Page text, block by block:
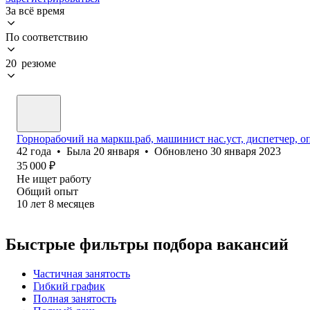
За всё время
По соответствию
20 резюме
Горнорабочий на маркш.раб, машинист нас.уст, диспетчер,
42 года • Была 20 января • Обновлено 30 января 2023
35 000 ₽
Не ищет работу
Общий опыт
10 лет 8 месяцев
Быстрые фильтры подбора вакансий
Частичная занятость
Гибкий график
Полная занятость